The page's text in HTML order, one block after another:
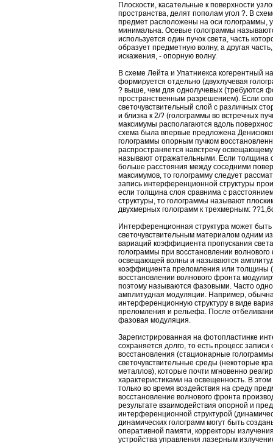
Плоскости, касательные к поверхности
пространства, делят пополам угол ?. В
предмет расположены на оси голограммы,
минимальна. Осевые голограммы
используется один пучок света, часть
образует предметную волну, а другая
искажения, - опорную волну.
В схеме Лейта и Упатниекса когерентный
формируется отдельно (двухлучевая
? выше, чем для однолучевых (требуются
пространственным разрешением). Если
светочувствительный слой с различных
и близка к 2/? (голограммы во встречных
максимумы располагаются вдоль
схема была впервые предложена
голограммы опорным пучком
распространяется навстречу освещающему
называют отражательными. Если толщина
больше расстояния между соседними
максимумов, то голограмму следует
запись интерференционной структуры
если толщина слоя сравнима с
структуры, то голограммы называют
двухмерных голограмм к трехмерным:
Интерференционная структура может быть
светочувствительным материалом одним
вариаций коэффициента пропускания
голограммы при восстановлении
освещающей волны и называются
коэффициента преломления или толщины
восстановлении волнового фронта
поэтому называются фазовыми. Часто
амплитудная модуляции. Например,
интерференционную структуру в виде
преломления и рельефа. После
фазовая модуляция.
Зарегистрированная на фотопластинке
сохраняется долго, то есть процесс
восстановления (стационарные
светочувствительные среды (некоторые
металлов), которые почти мгновенно
характеристиками на освещенность. В
только во время воздействия на среду
восстановление волнового фронта
результате взаимодействия опорной и
интерференционной структурой
динамических голограмм могут быть
оперативной памяти, корректоры
устройства управления лазерным